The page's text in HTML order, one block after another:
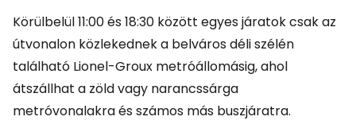
Körülbelül 11:00 és 18:30 között egyes járatok csak az
útvonalon közlekednek a belváros déli szélén
található Lionel-Groux metróállomásig, ahol
átszállhat a zöld vagy narancssárga
metróvonalakra és számos más buszjáratra.